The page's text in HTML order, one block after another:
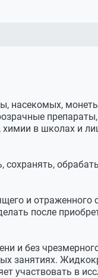
насекомых,
в школах и
и отраженного
после
и без
занятиях.
участвовать в